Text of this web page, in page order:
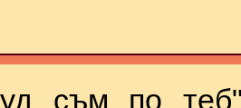
съм по